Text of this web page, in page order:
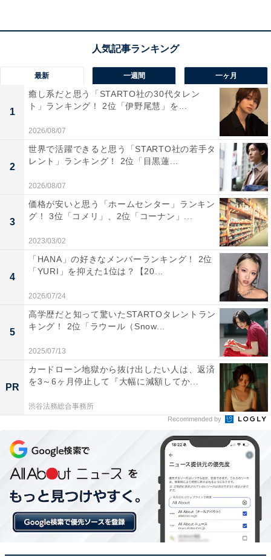
いたからです。学校の校風と、松さんが持つ凛とし
た品格が非常によく合っていると感じています」
（40代男性／北海道）
「芸能一家に生まれ、可憐で優雅なイメージの松た
か子さんが、お嬢様学校の代名詞である白百合学園
の出身であると聞き、その気品ある佇まいと完璧に
一致していて、とても納得感があり驚いたからで
す」（40代女性／鹿児島県）
「芸能一家のイメージが強かったため、名門女子校
の白百合学園に通っていたと知って意外に感じたか
らです」（30代女性／愛知県）
1位：宇野実彩子（ミュージシャン／AAA）／136
最新 一週間 一ヶ月
1
癒し系だと思う「STARTO社の30代タレン
ト」ランキング！ 2位「伊野尾慧」を...
2026/08/07
2
世界で活躍できると思う「STARTO社の若手タ
レント」ランキング！ 2位「目黒蓮...
2026/08/07
3
価格が安いと思う「ホームセンター」ランキン
グ！ 3位「コメリ」、2位「コーナン」...
2023/03/02
4
「HANA」の好きなメンバーランキング！ 2位
「YURI」を抑えた1位は？【20...
2026/07/24
5
高学歴だと知って驚いたSTARTOタレントラン
キング！ 2位「ラウール（Snow...
2025/07/13
PR
カードローン地獄から抜け出したい人は、返済
を3～6ヶ月停止して『大幅に減額してか...
渋谷法務総合事務所
Recommended by